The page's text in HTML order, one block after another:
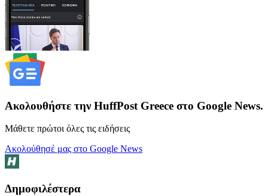
Ακολουθήστε την HuffPost Greece στο Google News.
Μάθετε πρώτοι όλες τις ειδήσεις
Ακολούθησέ μας στο Google News
Δημοφιλέστερα